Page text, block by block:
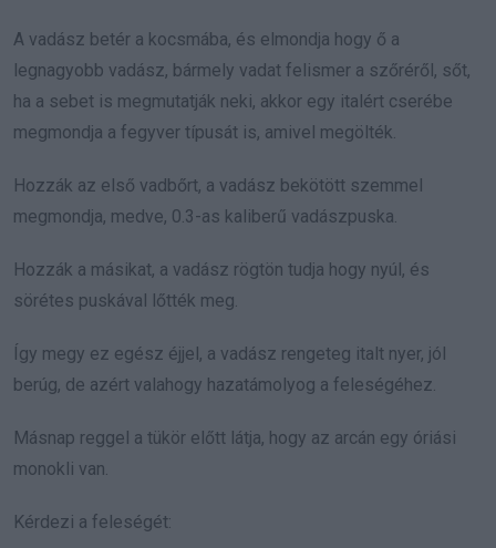
A vadász betér a kocsmába, és elmondja hogy ő a
legnagyobb vadász, bármely vadat felismer a szőréről, sőt,
ha a sebet is megmutatják neki, akkor egy italért cserébe
megmondja a fegyver típusát is, amivel megölték.
Hozzák az első vadbőrt, a vadász bekötött szemmel
megmondja, medve, 0.3-as kaliberű vadászpuska.
Hozzák a másikat, a vadász rögtön tudja hogy nyúl, és
sörétes puskával lőtték meg.
Így megy ez egész éjjel, a vadász rengeteg italt nyer, jól
berúg, de azért valahogy hazatámolyog a feleségéhez.
Másnap reggel a tükör előtt látja, hogy az arcán egy óriási
monokli van.
Kérdezi a feleségét: